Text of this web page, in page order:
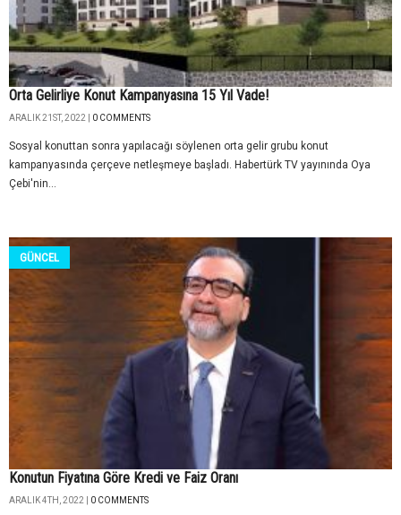
Orta Gelirliye Konut Kampanyasına 15 Yıl Vade!
ARALIK 21ST, 2022 | 0 COMMENTS
Sosyal konuttan sonra yapılacağı söylenen orta gelir grubu konut
kampanyasında çerçeve netleşmeye başladı. Habertürk TV yayınında Oya
Çebi'nin...
GÜNCEL
Konutun Fiyatına Göre Kredi ve Faiz Oranı
ARALIK 4TH, 2022 | 0 COMMENTS